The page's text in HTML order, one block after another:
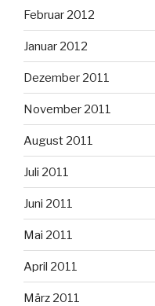
Februar 2012
Januar 2012
Dezember 2011
November 2011
August 2011
Juli 2011
Juni 2011
Mai 2011
April 2011
März 2011